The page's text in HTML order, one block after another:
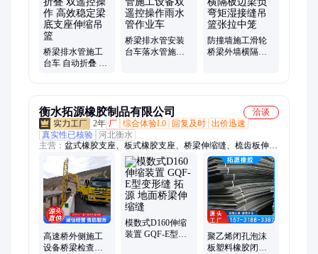
桥梁排水管施工
台车 自动折叠 双
桥梁排水管安装
台车落水管施工
防撞墙施工滑轮
桥梁外墙横隔板
衡水拓源橡胶制品有限公司
洽谈
2年 厂 综合体验L0 回复及时 出价迅速
真实性已核验 河北衡水
主营： 盆式橡胶支座、板式橡胶支座、桥梁伸缩缝、梳齿板伸缩
缝、桥梁卸落块、声测管
高速桥外侧施工
设备桥梁检查车
模数式D160伸缩
装置 GQF-E型变
聚乙烯闭孔泡沫
板塑料橡胶闭孔